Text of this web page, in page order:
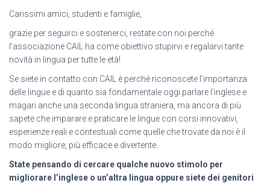
Carissimi amici, studenti e famiglie,
grazie per seguirci e sostenerci, restate con noi perché
l’associazione CAIL ha come obiettivo stupirvi e regalarvi tante
novità in lingua per tutte le età!
Se siete in contatto con CAIL è perché riconoscete l’importanza
delle lingue e di quanto sia fondamentale oggi parlare l’inglese e
magari anche una seconda lingua straniera, ma ancora di più
sapete che imparare e praticare le lingue con corsi innovativi,
esperienze reali e contestuali come quelle che trovate da noi è il
modo migliore, più efficace e divertente.
State pensando di cercare qualche nuovo stimolo per
migliorare l’inglese o un’altra lingua oppure siete dei genitori